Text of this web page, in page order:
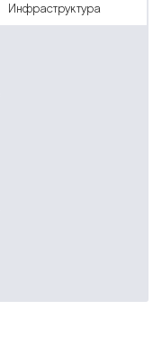
инфраструктура